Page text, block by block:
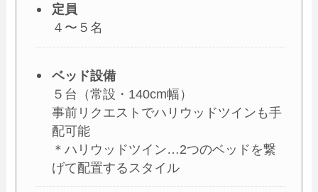
定員
４〜５名
ベッド設備
５台（常設・140cm幅）
事前リクエストでハリウッドツインも手
配可能
＊ハリウッドツイン…2つのベッドを繋
げて配置するスタイル